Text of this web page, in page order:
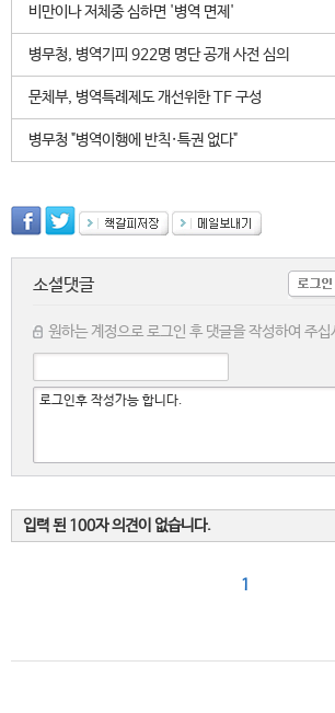
비만이나 저체중 심하면 '병역 면제'
병무청, 병역기피 922명 명단 공개 사전 심의
문체부, 병역특례제도 개선위한 TF 구성
병무청 "병역이행에 반칙·특권 없다"
소셜댓글
원하는 계정으로 로그인 후 댓글을 작성하여 주십
입력 된 100자 의견이 없습니다.
1